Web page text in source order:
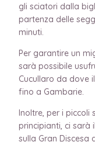
gli sciatori dalla
partenza delle
minuti.
Per garantire un
sarà possibile
Cucullaro da dove
fino a Gambarie.
Inoltre, per i piccoli
principianti, ci sarà
sulla Gran